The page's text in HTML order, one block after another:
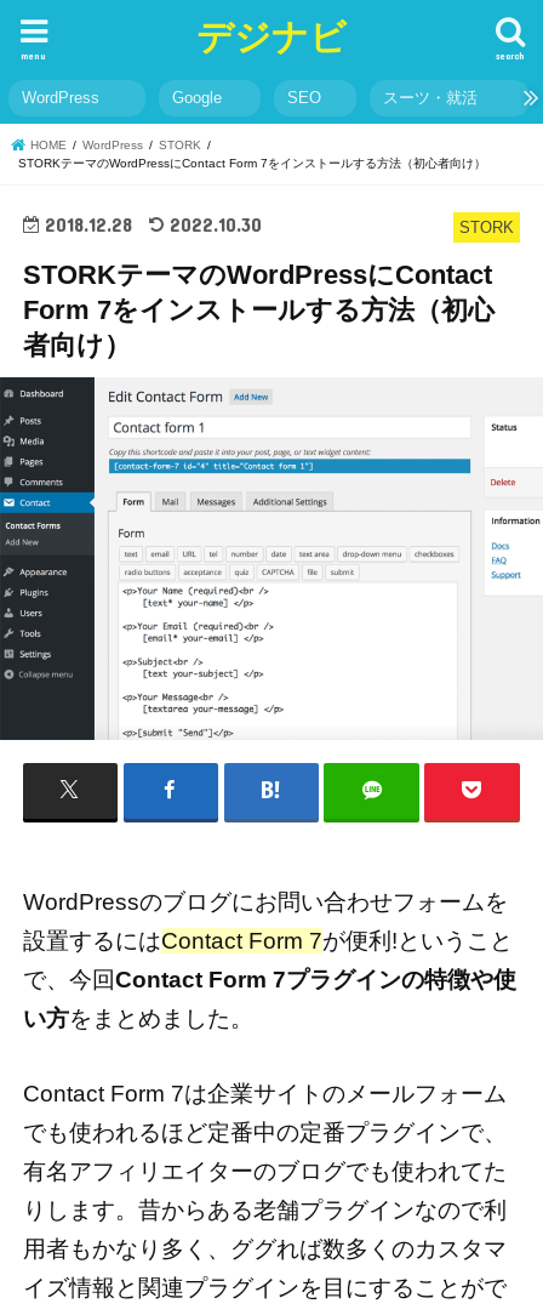
デジナビ search
menu
WordPress Google SEO スーツ・就活
HOME WordPress
STORK
STORKテーマのWordPressにContact Form 7をインストールする方法（初心者向け）
STORK
2018.12.28 2022.10.30
STORKテーマのWordPressにContact
Form 7をインストールする方法（初心
者向け）
WordPressのブログにお問い合わせフォームを
設置するにはContact Form 7が便利!ということ
で、今回Contact Form 7プラグインの特徴や使
い方をまとめました。
Contact Form 7は企業サイトのメールフォーム
でも使われるほど定番中の定番プラグインで、
有名アフィリエイターのブログでも使われてた
りします。昔からある老舗プラグインなので利
用者もかなり多く、ググれば数多くのカスタマ
イズ情報と関連プラグインを目にすることがで